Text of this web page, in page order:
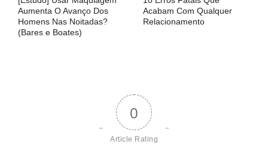
Aumenta O Avanço Dos
Homens Nas Noitadas?
(Bares e Boates)
Acabam Com Qualquer
Relacionamento
0
Article Rating